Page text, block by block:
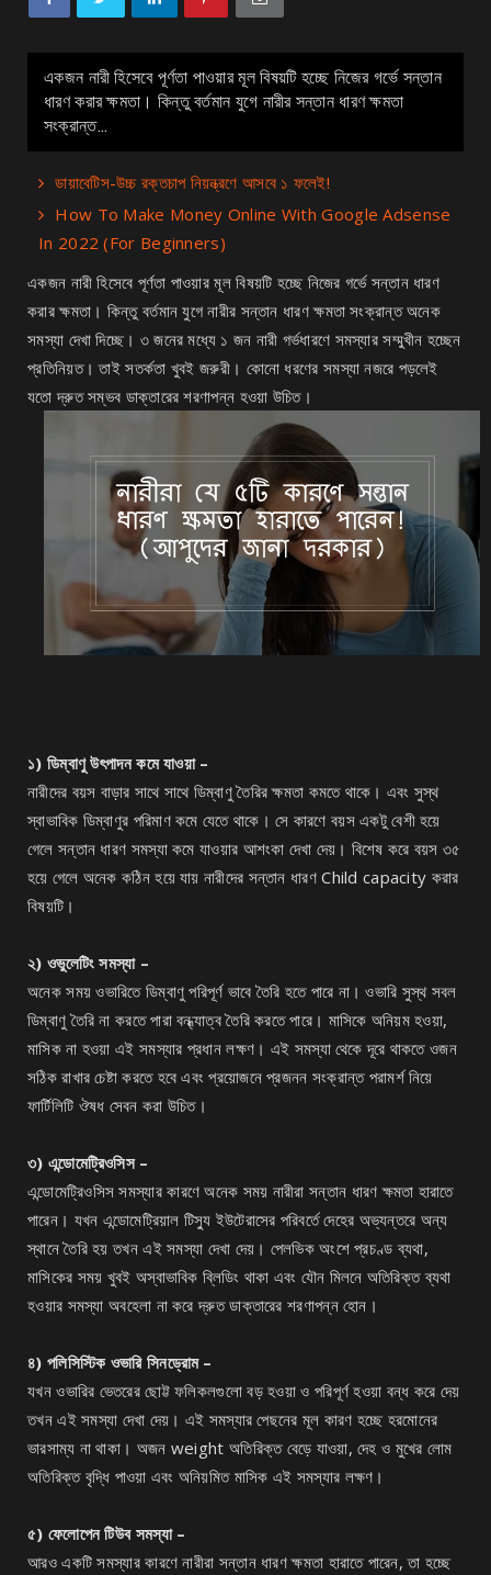
একজন নারী হিসেবে পূর্ণতা পাওয়ার মূল বিষয়টি হচ্ছে নিজের গর্ভে সন্তান
ধারণ করার ক্ষমতা। কিন্তু বর্তমান যুগে নারীর সন্তান ধারণ ক্ষমতা
সংক্রান্ত...
ডায়াবেটিস-উচ্চ রক্তচাপ নিয়ন্ত্রণে আসবে ১ ফলেই!
How To Make Money Online With Google Adsense
In 2022 (For Beginners)
একজন নারী হিসেবে পূর্ণতা পাওয়ার মূল বিষয়টি হচ্ছে নিজের গর্ভে সন্তান ধারণ
করার ক্ষমতা। কিন্তু বর্তমান যুগে নারীর সন্তান ধারণ ক্ষমতা সংক্রান্ত অনেক
সমস্যা দেখা দিচ্ছে। ৩ জনের মধ্যে ১ জন নারী গর্ভধারণে সমস্যার সম্মুখীন হচ্ছেন
প্রতিনিয়ত। তাই সতর্কতা খুবই জরুরী। কোনো ধরণের সমস্যা নজরে পড়লেই
যতো দ্রুত সম্ভব ডাক্তারের শরণাপন্ন হওয়া উচিত।
১) ডিম্বাণু উৎপাদন কমে যাওয়া –
নারীদের বয়স বাড়ার সাথে সাথে ডিম্বাণু তৈরির ক্ষমতা কমতে থাকে। এবং সুস্থ
স্বাভাবিক ডিম্বাণুর পরিমাণ কমে যেতে থাকে। সে কারণে বয়স একটু বেশী হয়ে
গেলে সন্তান ধারণ সমস্যা কমে যাওয়ার আশংকা দেখা দেয়। বিশেষ করে বয়স ৩৫
হয়ে গেলে অনেক কঠিন হয়ে যায় নারীদের সন্তান ধারণ Child capacity করার
বিষয়টি।
২) ওভুলেটিং সমস্যা –
অনেক সময় ওভারিতে ডিম্বাণু পরিপূর্ণ ভাবে তৈরি হতে পারে না। ওভারি সুস্থ সবল
ডিম্বাণু তৈরি না করতে পারা বন্ধ্যাত্ব তৈরি করতে পারে। মাসিকে অনিয়ম হওয়া,
মাসিক না হওয়া এই সমস্যার প্রধান লক্ষণ। এই সমস্যা থেকে দূরে থাকতে ওজন
সঠিক রাখার চেষ্টা করতে হবে এবং প্রয়োজনে প্রজনন সংক্রান্ত পরামর্শ নিয়ে
ফার্টিলিটি ঔষধ সেবন করা উচিত।
৩) এন্ডোমেট্রিওসিস –
এন্ডোমেট্রিওসিস সমস্যার কারণে অনেক সময় নারীরা সন্তান ধারণ ক্ষমতা হারাতে
পারেন। যখন এন্ডোমেট্রিয়াল টিস্যু ইউটেরাসের পরিবর্তে দেহের অভ্যন্তরে অন্য
স্থানে তৈরি হয় তখন এই সমস্যা দেখা দেয়। পেলভিক অংশে প্রচণ্ড ব্যথা,
মাসিকের সময় খুবই অস্বাভাবিক ব্লিডিং থাকা এবং যৌন মিলনে অতিরিক্ত ব্যথা
হওয়ার সমস্যা অবহেলা না করে দ্রুত ডাক্তারের শরণাপন্ন হোন।
৪) পলিসিস্টিক ওভারি সিনড্রোম –
যখন ওভারির ভেতরের ছোট্ট ফলিকলগুলো বড় হওয়া ও পরিপূর্ণ হওয়া বন্ধ করে দেয়
তখন এই সমস্যা দেখা দেয়। এই সমস্যার পেছনের মূল কারণ হচ্ছে হরমোনের
ভারসাম্য না থাকা। অজন weight অতিরিক্ত বেড়ে যাওয়া, দেহ ও মুখের লোম
অতিরিক্ত বৃদ্ধি পাওয়া এবং অনিয়মিত মাসিক এই সমস্যার লক্ষণ।
৫) ফেলোপেন টিউব সমস্যা –
আরও একটি সমস্যার কারণে নারীরা সন্তান ধারণ ক্ষমতা হারাতে পারেন, তা হচ্ছে